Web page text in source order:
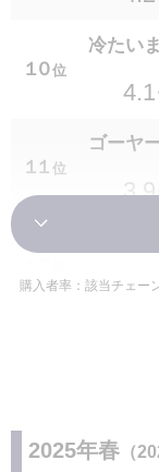
２３ 位
焼き餃子
2.1
２３ 位
冷たい
2.1
7P 銀
2.0
ピーマ
２８ 位
１０ 位
冷たい
4.1
１１ 位
ゴーヤ
3.9
3.7
セブン
購入者率：該当チェー
2025年春 （